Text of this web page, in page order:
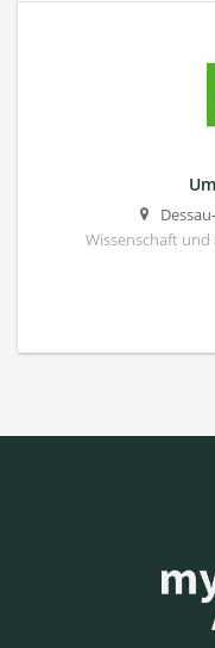
Wissenschaft